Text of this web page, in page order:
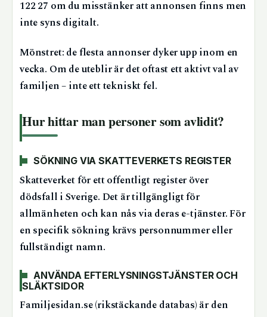
122 27 om du misstänker att annonsen finns men
inte syns digitalt.
Mönstret: de flesta annonser dyker upp inom en
vecka. Om de uteblir är det oftast ett aktivt val av
familjen – inte ett tekniskt fel.
Hur hittar man personer som avlidit?
SÖKNING VIA SKATTEVERKETS REGISTER
Skatteverket för ett offentligt register över
dödsfall i Sverige. Det är tillgängligt för
allmänheten och kan nås via deras e-tjänster. För
en specifik sökning krävs personnummer eller
fullständigt namn.
ANVÄNDA EFTERLYSNINGSTJÄNSTER OCH
SLÄKTSIDOR
Familjesidan.se (rikstäckande databas) är den